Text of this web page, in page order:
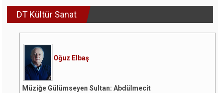
DT Kültür Sanat
Oğuz Elbaş
Müziğe Gülümseyen Sultan: Abdülmecit